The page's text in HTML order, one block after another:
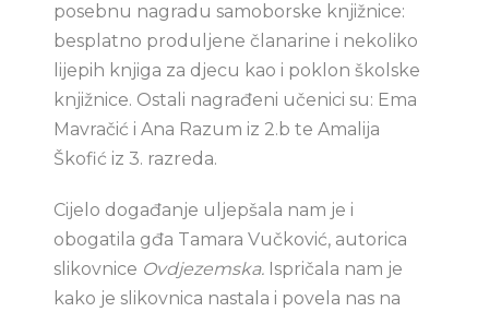
posebnu nagradu samoborske knjižnice:
besplatno produljene članarine i nekoliko
lijepih knjiga za djecu kao i poklon školske
knjižnice. Ostali nagrađeni učenici su: Ema
Mavračić i Ana Razum iz 2.b te Amalija
Škofić iz 3. razreda.
Cijelo događanje uljepšala nam je i
obogatila gđa Tamara Vučković, autorica
slikovnice Ovdjezemska. Ispričala nam je
kako je slikovnica nastala i povela nas na